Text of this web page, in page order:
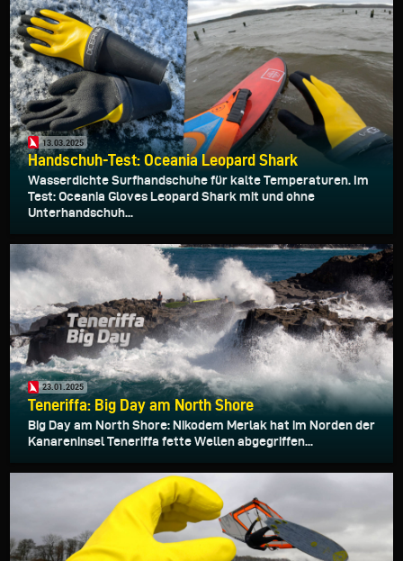
13.03.2025
Handschuh-Test: Oceania Leopard Shark
Wasserdichte Surfhandschuhe für kalte Temperaturen. Im
Test: Oceania Gloves Leopard Shark mit und ohne
Unterhandschuh...
23.01.2025
Teneriffa: Big Day am North Shore
Big Day am North Shore: Nikodem Merlak hat im Norden der
Kanareninsel Teneriffa fette Wellen abgegriffen...